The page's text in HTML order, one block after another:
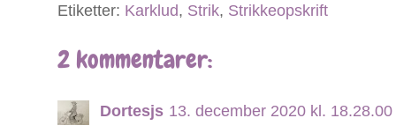
Etiketter: Karklud, Strik, Strikkeopskrift
2 kommentarer:
Dortesjs 13. december 2020 kl.